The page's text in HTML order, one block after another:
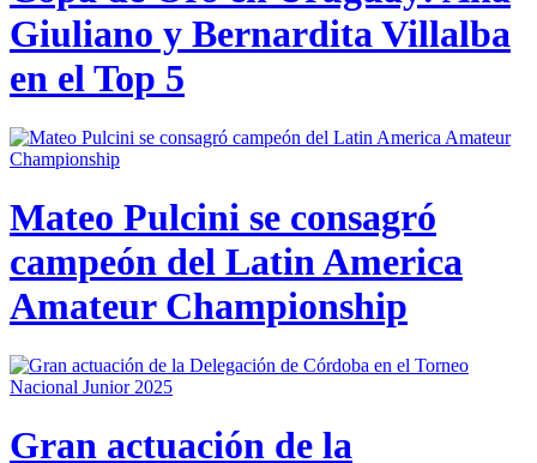
Giuliano y Bernardita Villalba
en el Top 5
Mateo Pulcini se consagró
campeón del Latin America
Amateur Championship
Gran actuación de la